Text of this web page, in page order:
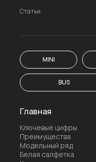
Статьи
MINI
BUS
Главная
Ключевые цифры
Преимущества
Модельный ряд
Белая салфетка